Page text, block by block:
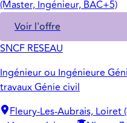
(Master, Ingénieur, BAC+5)
Voir l'offre
SNCF RESEAU
Ingénieur ou Ingénieure
travaux Génie civil
Fleury-Les-Aubrais, Loiret